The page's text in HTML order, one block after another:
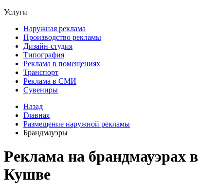
Услуги
Наружная реклама
Производство рекламы
Дизайн-студия
Типография
Реклама в помещениях
Транспорт
Реклама в СМИ
Сувениры
Назад
Главная
Размещение наружной рекламы
Брандмауэры
Реклама на брандмауэрах в
Кушве